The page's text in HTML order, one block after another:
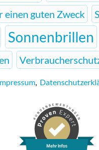
einen guten Zweck
Sonnenbrillen
Mehr Infos